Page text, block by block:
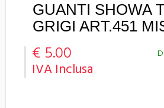
GUANTI SHOWA
GRIGI ART.451
€ 5.00
IVA Inclusa